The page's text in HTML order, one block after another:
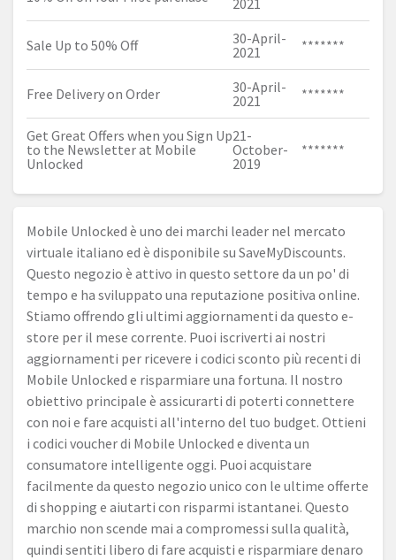
2021
Sale Up to 50% Off
30-April-
2021
*******
Free Delivery on Order
30-April-
2021
*******
Get Great Offers when you Sign Up
to the Newsletter at Mobile
Unlocked
21-
October-
2019
*******
Mobile Unlocked è uno dei marchi leader nel mercato
virtuale italiano ed è disponibile su SaveMyDiscounts.
Questo negozio è attivo in questo settore da un po' di
tempo e ha sviluppato una reputazione positiva online.
Stiamo offrendo gli ultimi aggiornamenti da questo e-
store per il mese corrente. Puoi iscriverti ai nostri
aggiornamenti per ricevere i codici sconto più recenti di
Mobile Unlocked e risparmiare una fortuna. Il nostro
obiettivo principale è assicurarti di poterti connettere
con noi e fare acquisti all'interno del tuo budget. Ottieni
i codici voucher di Mobile Unlocked e diventa un
consumatore intelligente oggi. Puoi acquistare
facilmente da questo negozio unico con le ultime offerte
di shopping e aiutarti con risparmi istantanei. Questo
marchio non scende mai a compromessi sulla qualità,
quindi sentiti libero di fare acquisti e risparmiare denaro